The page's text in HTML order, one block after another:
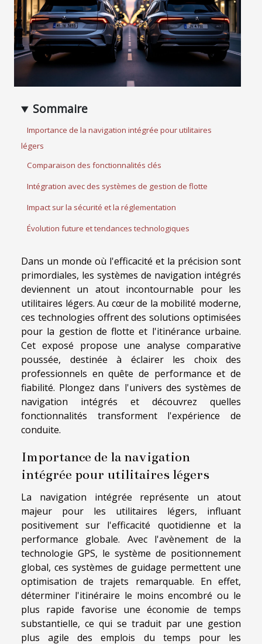
Sommaire
Importance de la navigation intégrée pour utilitaires
légers
Comparaison des fonctionnalités clés
Intégration avec des systèmes de gestion de flotte
Impact sur la sécurité et la réglementation
Évolution future et tendances technologiques
Dans un monde où l'efficacité et la précision sont
primordiales, les systèmes de navigation intégrés
deviennent un atout incontournable pour les
utilitaires légers. Au cœur de la mobilité moderne,
ces technologies offrent des solutions optimisées
pour la gestion de flotte et l'itinérance urbaine.
Cet exposé propose une analyse comparative
poussée, destinée à éclairer les choix des
professionnels en quête de performance et de
fiabilité. Plongez dans l'univers des systèmes de
navigation intégrés et découvrez quelles
fonctionnalités transforment l'expérience de
conduite.
Importance de la navigation
intégrée pour utilitaires légers
La navigation intégrée représente un atout
majeur pour les utilitaires légers, influant
positivement sur l'efficacité quotidienne et la
performance globale. Avec l'avènement de la
technologie GPS, le système de positionnement
global, ces systèmes de guidage permettent une
optimisation de trajets remarquable. En effet,
déterminer l'itinéraire le moins encombré ou le
plus rapide favorise une économie de temps
substantielle, ce qui se traduit par une gestion
plus agile des emplois du temps pour les